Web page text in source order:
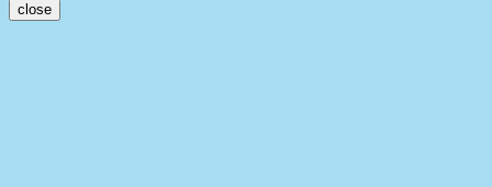
close